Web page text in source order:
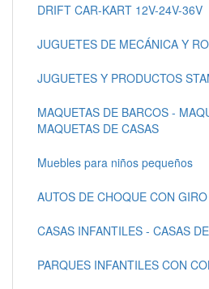
DRIFT CAR-KART 12V-24V-36V
JUGUETES DE MECÁNICA Y
JUGUETES Y PRODUCTOS
MAQUETAS DE BARCOS -
MAQUETAS DE CASAS
Muebles para niños pequeños
AUTOS DE CHOQUE CON
CASAS INFANTILES - CASAS
PARQUES INFANTILES CON